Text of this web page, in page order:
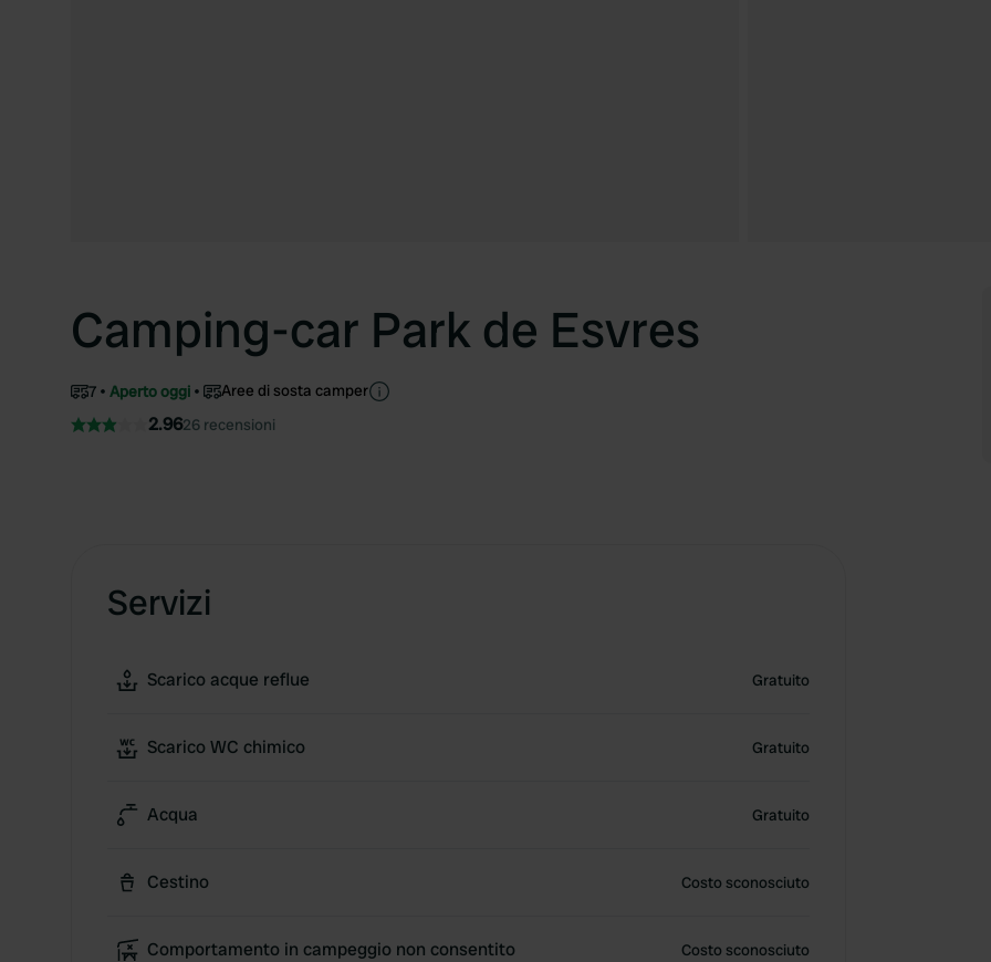
Camping-car Park de Esvres
7 Aperto oggi Aree di sosta camper
2.9626 recensioni
Servizi
Scarico acque reflue Gratuito
Scarico WC chimico Gratuito
Acqua Gratuito
Cestino Costo sconosciuto
Comportamento in campeggio non consentito Costo sconosciuto